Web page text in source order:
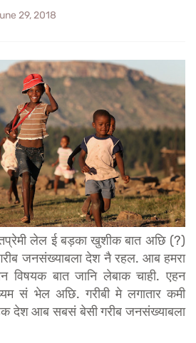
29, 2018
लेल ई बड़का खुशीक बात अछि (?)
जनसंख्याबला देश नै रहल. आब हमरा
विषयक बात जानि लेबाक चाही. एहन
सं भेल अछि. गरीबी मे लगातार कमी
देश आब सबसं बेसी गरीब जनसंख्याबला